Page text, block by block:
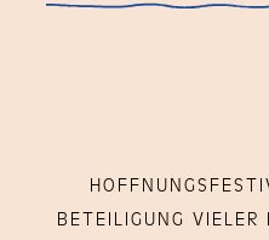
BETEILIGUNG VIELER